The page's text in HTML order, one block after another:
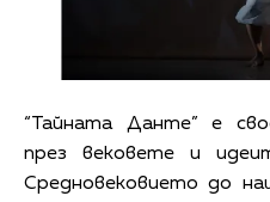
“Тайната Данте” е
през вековете и
Средновековието до